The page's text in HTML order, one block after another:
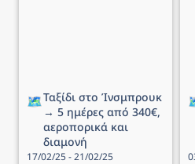
🗺️Ταξίδι στo Ίνσμπρουκ
→ 5 ημέρες από 340€,
αεροπορικά και
διαμονή
17/02/25 - 21/02/25